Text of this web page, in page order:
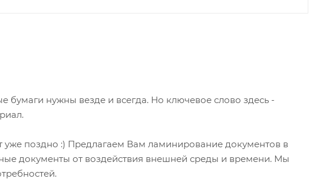
нужны везде и всегда. Но ключевое слово здесь -
уже поздно :) Предлагаем Вам ламинирование документов в
документы от воздействия внешней среды и времени. Мы